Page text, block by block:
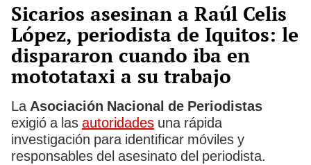
Sicarios asesinan a Raúl Celis
López, periodista de Iquitos: le
dispararon cuando iba en
mototataxi a su trabajo
La Asociación Nacional de Periodistas
exigió a las autoridades una rápida
investigación para identificar móviles y
responsables del asesinato del periodista.